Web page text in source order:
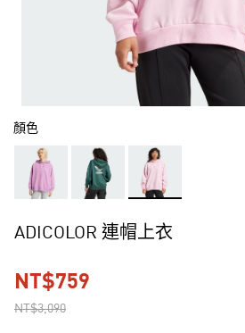
顏色
ADICOLOR 連帽上衣
NT$3,090
NT$759